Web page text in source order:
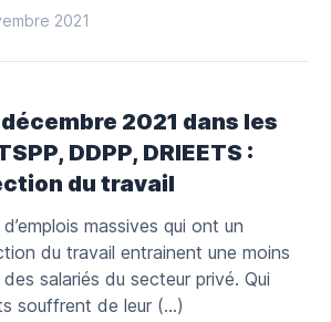
2021
2021 dans les
DDPP, DRIEETS :
du travail
massives qui ont un
du travail entrainent une moins
salariés du secteur privé. Qui
souffrent de leur (…)